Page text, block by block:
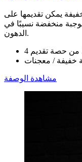
يمكن تقديمها على
منخفضة نسيبًا في
الدهون.
من حصة تقديم 4
خفيفة / معجنات
مشاهدة الوصفة